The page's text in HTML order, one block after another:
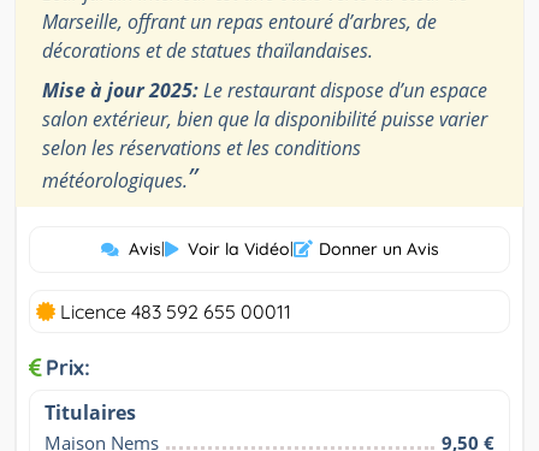
Marseille, offrant un repas entouré d’arbres, de
décorations et de statues thaïlandaises.
Mise à jour 2025:Le restaurant dispose d’un espace
salon extérieur, bien que la disponibilité puisse varier
selon les réservations et les conditions
météorologiques.”
Avis| Voir la Vidéo| Donner un Avis
Licence 483 592 655 00011
Prix:
Titulaires
Maison Nems
9,50 €